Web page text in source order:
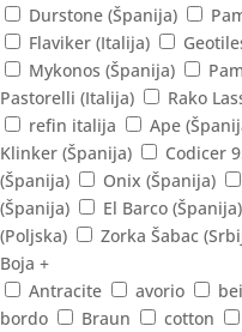
Durstone (Španija)
Flaviker (Italija)
Mykonos (Španija)
Pastorelli (Italija)
Rako
refin italija
Ape
Klinker (Španija)
Codicer
(Španija)
Onix (Španija)
(Španija)
El Barco (Španija)
(Poljska)
Zorka Šabac
Boja +
Antracite
avorio
bordo
Braun cotton